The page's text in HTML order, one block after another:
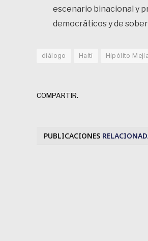
escenario binacional y
democráticos y de
diálogo Haití Hipólito Mejía
COMPARTIR.
PUBLICACIONES